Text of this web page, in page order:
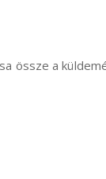
össze a